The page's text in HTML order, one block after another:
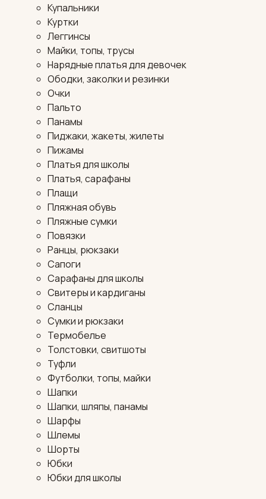
Купальники
Куртки
Леггинсы
Майки, топы, трусы
Нарядные платья для девочек
Ободки, заколки и резинки
Очки
Пальто
Панамы
Пиджаки, жакеты, жилеты
Пижамы
Платья для школы
Платья, сарафаны
Плащи
Пляжная обувь
Пляжные сумки
Повязки
Ранцы, рюкзаки
Сапоги
Сарафаны для школы
Свитеры и кардиганы
Сланцы
Сумки и рюкзаки
Термобелье
Толстовки, свитшоты
Туфли
Футболки, топы, майки
Шапки
Шапки, шляпы, панамы
Шарфы
Шлемы
Шорты
Юбки
Юбки для школы